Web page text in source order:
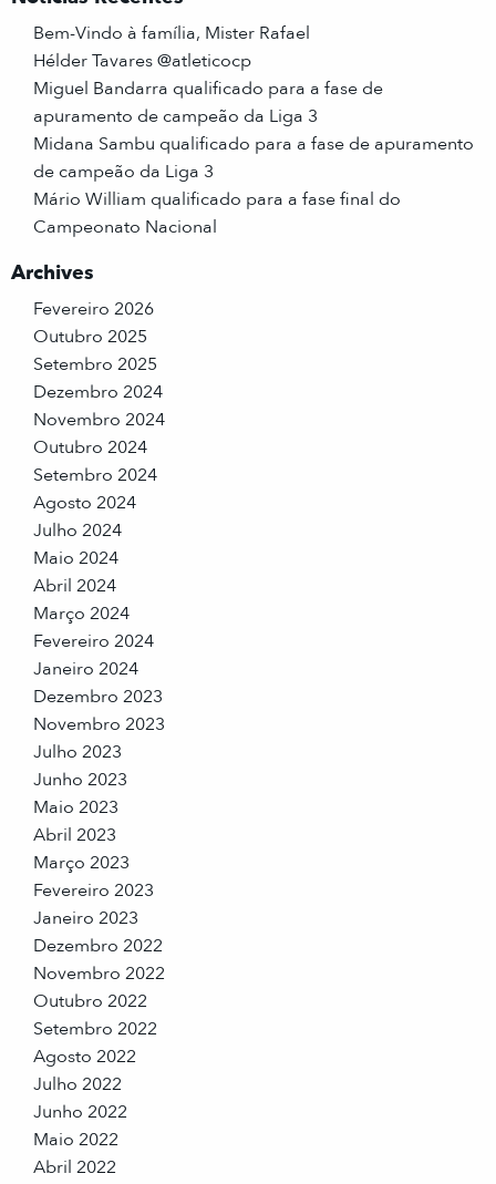
Bem-Vindo à família, Mister Rafael
Hélder Tavares @atleticocp
Miguel Bandarra qualificado para a fase de
apuramento de campeão da Liga 3
Midana Sambu qualificado para a fase de apuramento
de campeão da Liga 3
Mário William qualificado para a fase final do
Campeonato Nacional
Archives
Fevereiro 2026
Outubro 2025
Setembro 2025
Dezembro 2024
Novembro 2024
Outubro 2024
Setembro 2024
Agosto 2024
Julho 2024
Maio 2024
Abril 2024
Março 2024
Fevereiro 2024
Janeiro 2024
Dezembro 2023
Novembro 2023
Julho 2023
Junho 2023
Maio 2023
Abril 2023
Março 2023
Fevereiro 2023
Janeiro 2023
Dezembro 2022
Novembro 2022
Outubro 2022
Setembro 2022
Agosto 2022
Julho 2022
Junho 2022
Maio 2022
Abril 2022